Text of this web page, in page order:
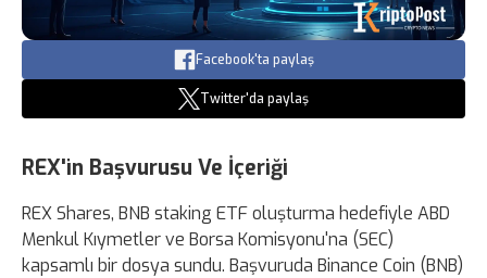
Facebook'ta paylaş
Twitter'da paylaş
REX'in Başvurusu Ve İçeriği
REX Shares, BNB staking ETF oluşturma hedefiyle ABD
Menkul Kıymetler ve Borsa Komisyonu'na (SEC)
kapsamlı bir dosya sundu. Başvuruda Binance Coin (BNB)